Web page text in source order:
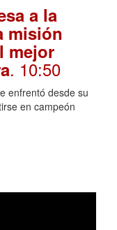
a la
misión
mejor
. 10:50
enfrentó desde su
en campeón